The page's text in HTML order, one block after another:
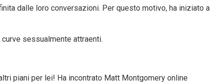
dalle loro conversazioni. Per questo motivo, ha iniziato a
sessualmente attraenti.
piani per lei! Ha incontrato Matt Montgomery online